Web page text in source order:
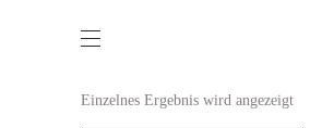
Einzelnes Ergebnis wird angezeigt